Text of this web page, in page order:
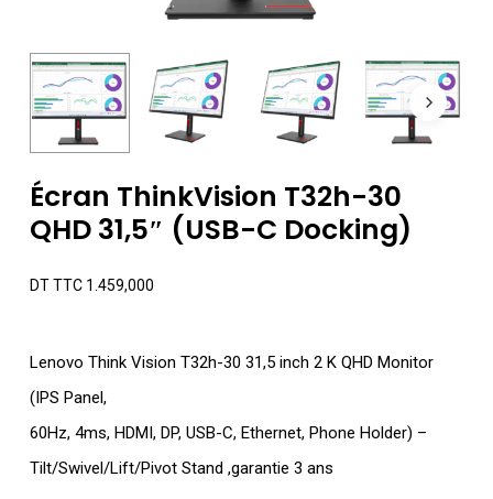
Écran ThinkVision T32h-30
QHD 31,5″ (USB-C Docking)
DT TTC1.459,000
Lenovo Think Vision T32h-30 31,5 inch 2 K QHD Monitor
(IPS Panel,
60Hz, 4ms, HDMI, DP, USB-C, Ethernet, Phone Holder) –
Tilt/Swivel/Lift/Pivot Stand ,garantie 3 ans